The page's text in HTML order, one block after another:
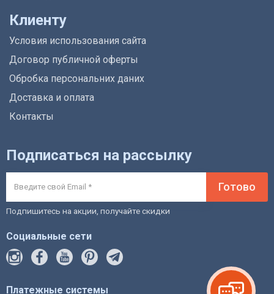
Клиенту
Условия использования сайта
Договор публичной оферты
Обробка персональних даних
Доставка и оплата
Контакты
Подписаться на рассылку
Готово
Подпишитесь на акции, получайте скидки
Социальные сети
Платежные системы